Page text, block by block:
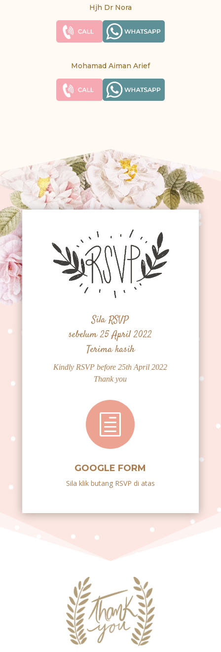
Hjh Dr Nora
Mohamad Aiman Arief
Sila RSVP
sebelum 25 April 2022
Terima kasih
Kindly RSVP before 25th April 2022
Thank you
h
GOOGLE FORM
Sila klik butang RSVP di atas